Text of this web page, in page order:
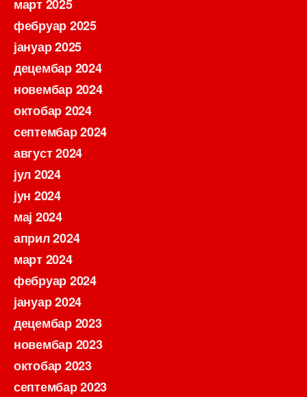
март 2025
фебруар 2025
јануар 2025
децембар 2024
новембар 2024
октобар 2024
септембар 2024
август 2024
јул 2024
јун 2024
мај 2024
април 2024
март 2024
фебруар 2024
јануар 2024
децембар 2023
новембар 2023
октобар 2023
септембар 2023